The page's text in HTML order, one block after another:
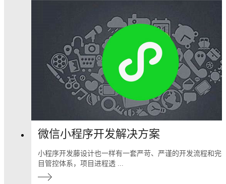
微信小程序开发解决方案
小程序开发藤设计也一样有一套严苛、严谨的开发流程和完
目管控体系，项目进程透 ...